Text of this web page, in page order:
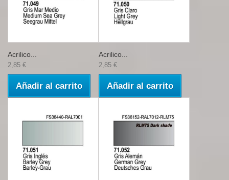
Acrilico...
2,85 €
Añadir al carrito
Acrilico...
2,85 €
Añadir al carrito